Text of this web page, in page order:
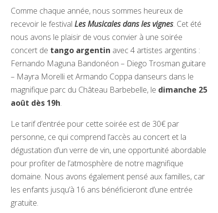
Comme chaque année, nous sommes heureux de
recevoir le festival Les Musicales dans les vignes. Cet été
nous avons le plaisir de vous convier à une soirée
concert de tango argentin avec 4 artistes argentins :
Fernando Maguna Bandonéon – Diego Trosman guitare
– Mayra Morelli et Armando Coppa danseurs dans le
magnifique parc du Château Barbebelle, le dimanche 25
août dès 19h.
Le tarif d’entrée pour cette soirée est de 30€ par
personne, ce qui comprend l’accès au concert et la
dégustation d’un verre de vin, une opportunité abordable
pour profiter de l’atmosphère de notre magnifique
domaine. Nous avons également pensé aux familles, car
les enfants jusqu’à 16 ans bénéficieront d’une entrée
gratuite.